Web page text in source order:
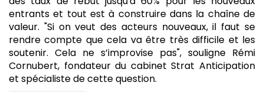
entrants et tout est à construire dans la chaîne de
valeur. "Si on veut des acteurs nouveaux, il faut se
rendre compte que cela va être très difficile et les
soutenir. Cela ne s’improvise pas", souligne Rémi
Cornubert, fondateur du cabinet Strat Anticipation
et spécialiste de cette question.